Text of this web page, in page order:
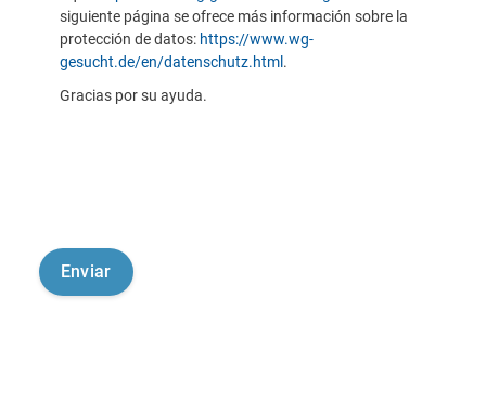
siguiente página se ofrece más información sobre la
protección de datos: https://www.wg-
gesucht.de/en/datenschutz.html .
Gracias por su ayuda.